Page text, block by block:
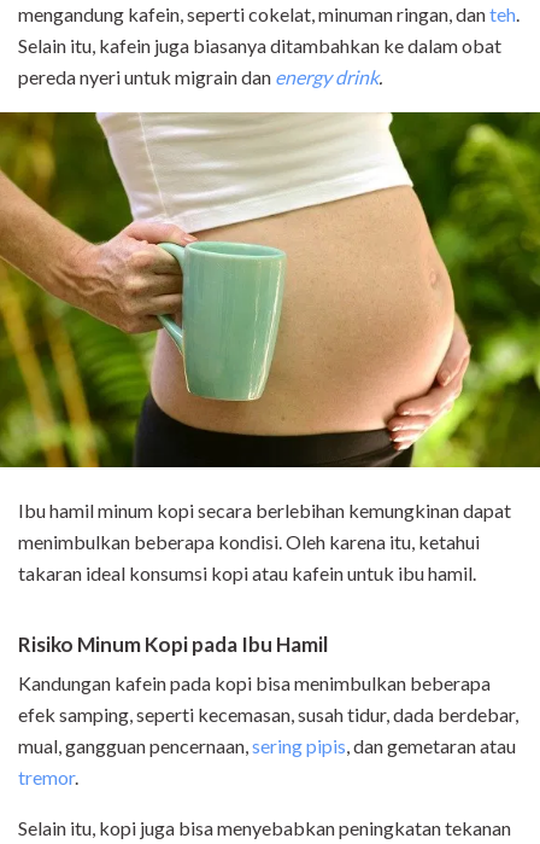
mengandung kafein, seperti cokelat, minuman ringan, danteh.
Selain itu, kafein juga biasanya ditambahkan ke dalam obat
pereda nyeri untuk migrain dan energy drink.
Ibu hamil minum kopi secara berlebihan kemungkinan dapat
menimbulkan beberapa kondisi. Oleh karena itu, ketahui
takaran ideal konsumsi kopi atau kafein untuk ibu hamil.
Risiko Minum Kopi pada Ibu Hamil
Kandungan kafein pada kopi bisa menimbulkan beberapa
efek samping, seperti kecemasan, susah tidur, dada berdebar,
mual, gangguan pencernaan,sering pipis, dan gemetaran atau
tremor.
Selain itu, kopi juga bisa menyebabkan peningkatan tekanan